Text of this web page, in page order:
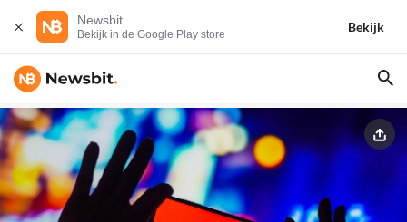
Newsbit
Bekijk in de Google Play store
Bekijk